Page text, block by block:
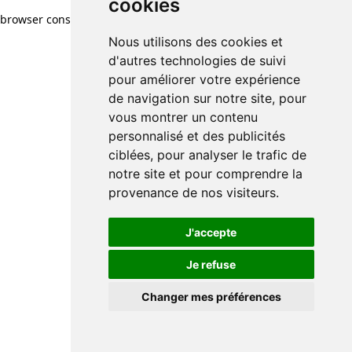
cookies
Nous utilisons des cookies et
d'autres technologies de suivi
pour améliorer votre expérience
de navigation sur notre site, pour
vous montrer un contenu
personnalisé et des publicités
ciblées, pour analyser le trafic de
notre site et pour comprendre la
provenance de nos visiteurs.
J'accepte
Je refuse
Changer mes préférences
cookies
Nous utilisons des cookies et
d'autres technologies de suivi
pour améliorer votre expérience
de navigation sur notre site, pour
vous montrer un contenu
personnalisé et des publicités
ciblées, pour analyser le trafic de
notre site et pour comprendre la
provenance de nos visiteurs.
J'accepte
Je refuse
Changer mes préférences
browser console for more information)